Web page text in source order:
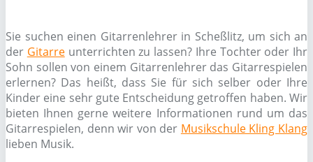
Sie suchen einen Gitarrenlehrer in Scheßlitz, um sich an
der Gitarreunterrichten zu lassen? Ihre Tochter oder Ihr
Sohn sollen von einem Gitarrenlehrer das Gitarrespielen
erlernen? Das heißt, dass Sie für sich selber oder Ihre
Kinder eine sehr gute Entscheidung getroffen haben. Wir
bieten Ihnen gerne weitere Informationen rund um das
Gitarrespielen, denn wir von der Musikschule Kling Klang
lieben Musik.